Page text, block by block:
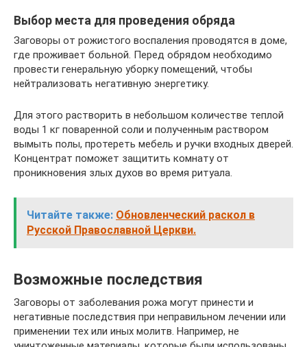
Выбор места для проведения обряда
Заговоры от рожистого воспаления проводятся в доме,
где проживает больной. Перед обрядом необходимо
провести генеральную уборку помещений, чтобы
нейтрализовать негативную энергетику.
Для этого растворить в небольшом количестве теплой
воды 1 кг поваренной соли и полученным раствором
вымыть полы, протереть мебель и ручки входных дверей.
Концентрат поможет защитить комнату от
проникновения злых духов во время ритуала.
Читайте также: Обновленческий раскол в
Русской Православной Церкви.
Возможные последствия
Заговоры от заболевания рожа могут принести и
негативные последствия при неправильном лечении или
применении тех или иных молитв. Например, не